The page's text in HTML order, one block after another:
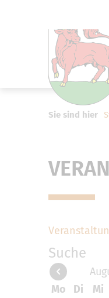
Sie sind hier
Suche
Mo
Di Mi